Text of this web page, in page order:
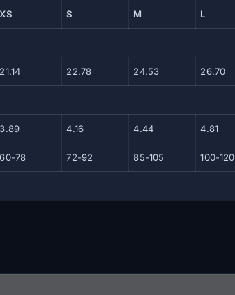
XS S M L
21.14 22.78 24.53 26.70
3.89 4.16 4.44 4.81
60-78 72-92 85-105 100-120